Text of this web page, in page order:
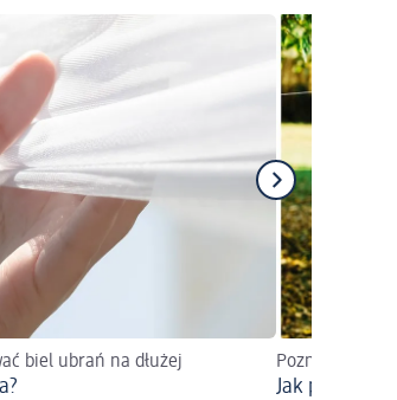
biel ubrań na dłużej Poznaj proste
Jak prać